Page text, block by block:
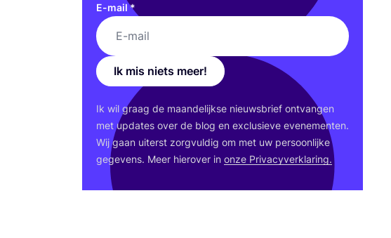
E-mail*
Ik mis niets meer!
Ik wil graag de maan­de­lijk­se nieuws­brief ont­van­gen
met upda­tes over de blog en exclu­sie­ve eve­ne­men­ten.
Wij gaan uiterst zorg­vul­dig om met uw per­soon­lij­ke
gege­vens. Meer hier­over in onze Pri­va­cy­ver­kla­ring.